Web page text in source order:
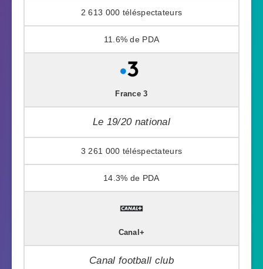
2 613 000
11.6%
France 3
Le 19/20 national
3 261 000
14.3%
Canal+
Canal football club